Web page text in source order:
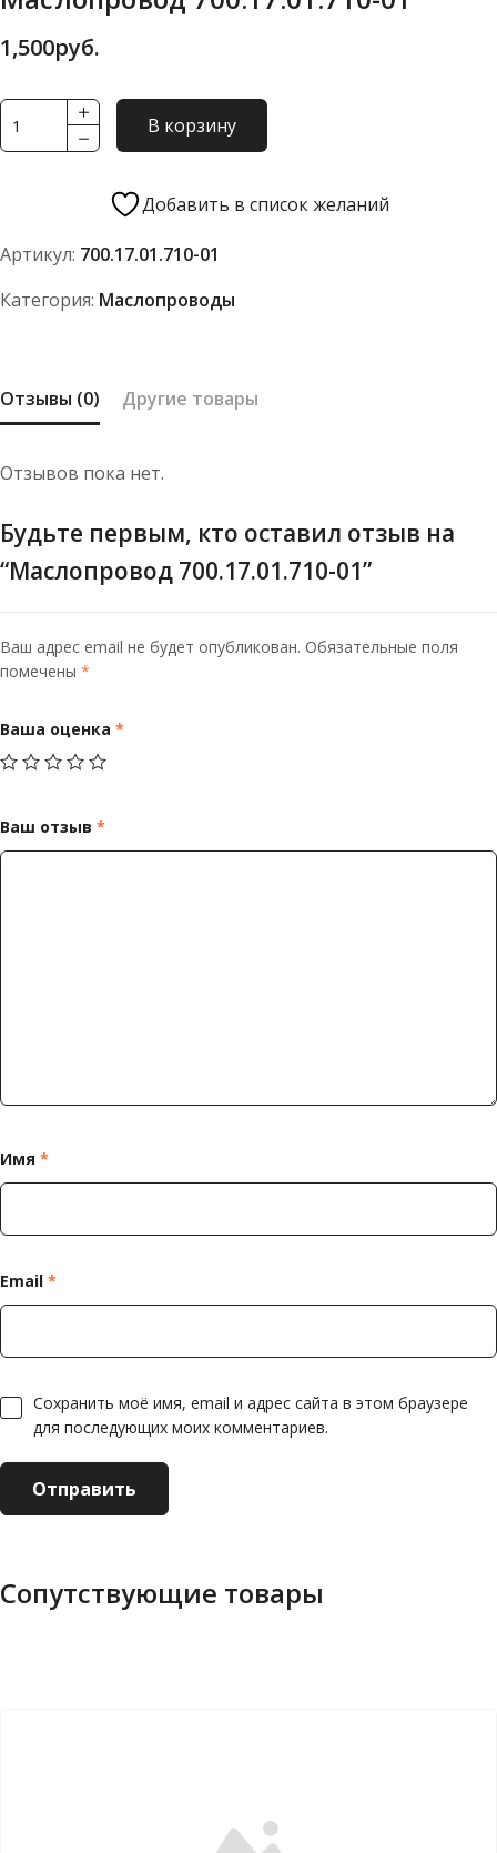
1,500руб.
Количество
товара
700.17.01.710-
В корзину
Добавить в список желаний
Артикул: 700.17.01.710-01
Категория: Маслопроводы
Отзывы (0) Другие товары
Отзывов пока нет.
Будьте первым, кто оставил отзыв на
“Маслопровод 700.17.01.710-01”
Ваш адрес email не будет опубликован. Обязательные поля
помечены *
Ваша оценка *
Ваш отзыв *
Имя *
Email *
Сохранить моё имя, email и адрес сайта в этом браузере
для последующих моих комментариев.
Сопутствующие товары